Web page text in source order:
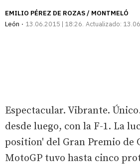
EMILIO PÉREZ DE ROZAS / MONTMELÓ
León
13.06.2015 | 18:26 Actualizado:
Espectacular. Vibrante.
desde luego, con la F-1. La
position' del Gran Premio de
MotoGP tuvo hasta cinco